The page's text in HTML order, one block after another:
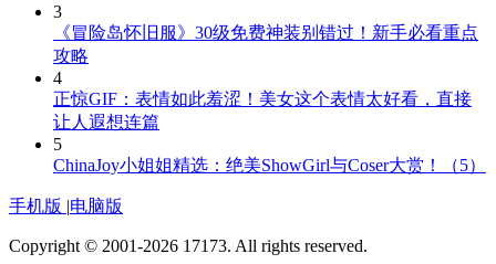
3
《冒险岛怀旧服》30级免费神装别错过！新手必看重点
攻略
4
正惊GIF：表情如此羞涩！美女这个表情太好看，直接
让人遐想连篇
5
ChinaJoy小姐姐精选：绝美ShowGirl与Coser大赏！（5）
手机版 |电脑版
Copyright © 2001-2026 17173. All rights reserved.